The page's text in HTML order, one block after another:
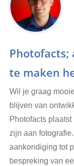
te maken
Wil je graag
blijven van
Photofacts
zijn aan
aankondiging tot
bespreking van